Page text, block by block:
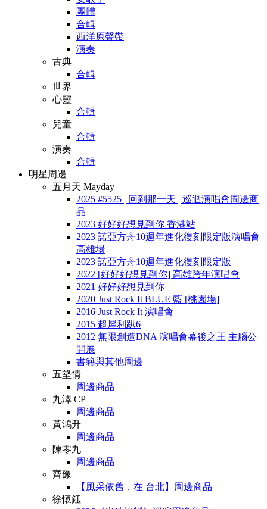
團體
合輯
西洋原聲帶
演奏
古典
合輯
世界
心靈
合輯
兒童
合輯
演奏
合輯
明星周邊
五月天 Mayday
2025 #5525 | 回到那一天 | 巡迴演唱會周邊商
品
2023 好好好想見到你 香港站
2023 諾亞方舟10週年進化復刻限定版演唱會
高雄場
2023 諾亞方舟10週年進化復刻限定版
2022 [好好好想見到你] 高雄跨年演唱會
2021 好好好想見到你
2020 Just Rock It BLUE 藍 [桃園場]
2016 Just Rock It 演唱會
2015 超犀利趴6
2012 無限創造DNA 演唱會幕後之王 主腦公
開展
書籍與其他周邊
五堅情
周邊商品
九澤 CP
周邊商品
黃鴻升
周邊商品
陳零九
周邊商品
齊豫
【風采依舊．在 台北】周邊商品
徐懷鈺